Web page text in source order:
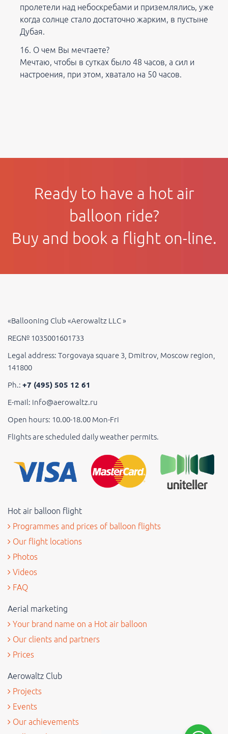
пролетели над небоскребами и приземлялись, уже
когда солнце стало достаточно жарким, в пустыне
Дубая.
О чем Вы мечтаете?
Мечтаю, чтобы в сутках было 48 часов, а сил и
настроения, при этом, хватало на 50 часов.
Ready to have a hot air
balloon ride?
Buy and book a flight on-line.
«Ballooning Club «Aerowaltz LLC »
REG№ 1035001601733
Legal address: Torgovaya square 3, Dmitrov, Moscow region,
141800
Ph.: +7 (495) 505 12 61
E-mail: info@aerowaltz.ru
Open hours: 10.00-18.00 Mon-Fri
Flights are scheduled daily weather permits.
Hot air balloon flight
Programmes and prices of balloon flights
Our flight locations
Photos
Videos
FAQ
Aerial marketing
Your brand name on a Hot air balloon
Our clients and partners
Prices
Aerowaltz Club
Projects
Events
Our achievements